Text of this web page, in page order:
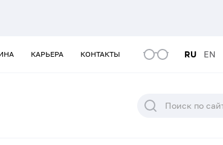
КАРЬЕРА КОНТАКТЫ RU EN